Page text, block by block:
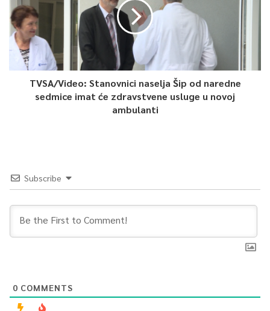
TVSA/Video: Stanovnici naselja Šip od naredne
sedmice imat će zdravstvene usluge u novoj
ambulanti
Subscribe
0 COMMENTS